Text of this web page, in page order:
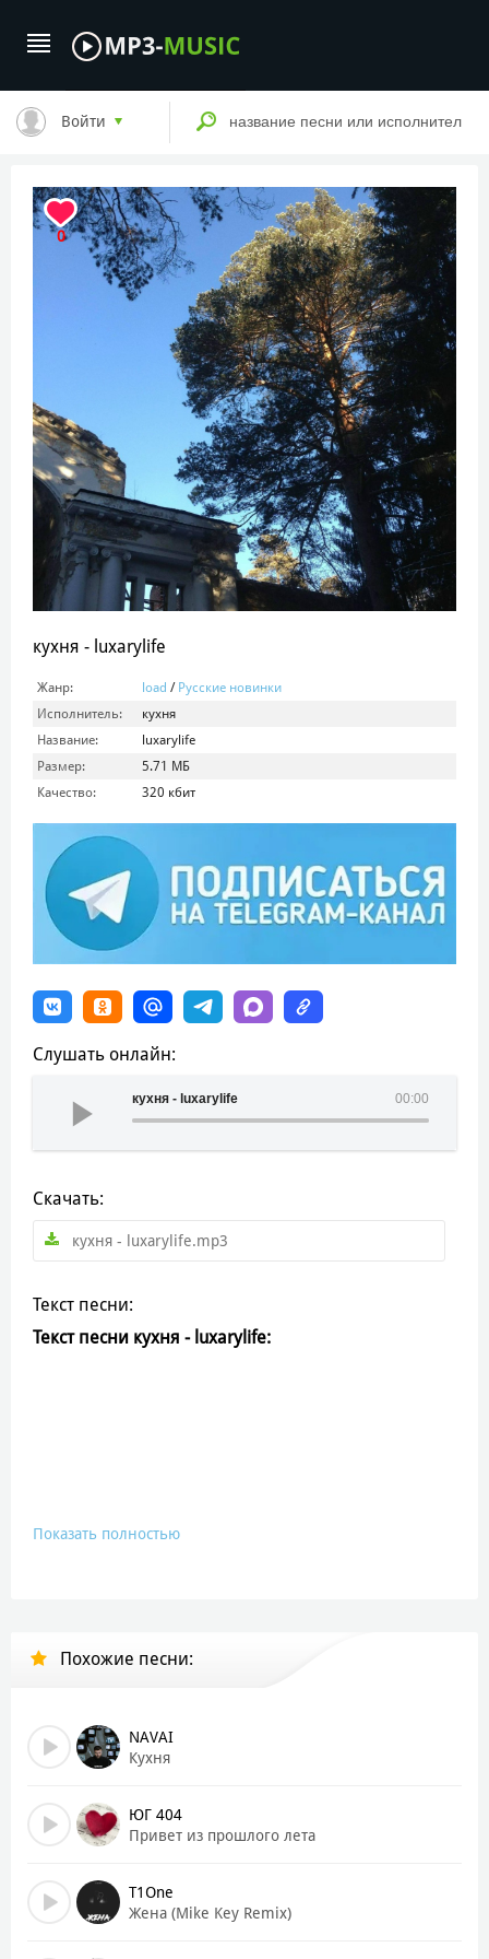
Войти
0
кухня - luxarylife
Жанр: load / Русские новинки
Исполнитель:
кухня
Название:
luxarylife
Размер:
5.71 МБ
Качество:
320 кбит
Слушать онлайн:
00:00
кухня - luxarylife
Скачать:
кухня - luxarylife.mp3
Текст песни:
Текст песни кухня - luxarylife:
Показать полностью
Похожие песни:
NAVAI
Кухня
ЮГ 404
Привет из прошлого лета
T1One
Жена (Mike Key Remix)